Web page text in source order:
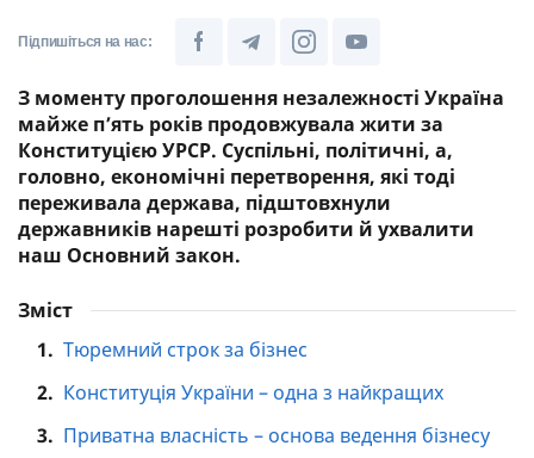
Підпишіться на нас:
З моменту проголошення незалежності Україна
майже п’ять років продовжувала жити за
Конституцією УРСР. Суспільні, політичні, а,
головно, економічні перетворення, які тоді
переживала держава, підштовхнули
державників нарешті розробити й ухвалити
наш Основний закон.
Зміст
1. Тюремний строк за бізнес
2. Конституція України – одна з найкращих
3. Приватна власність – основа ведення бізнесу